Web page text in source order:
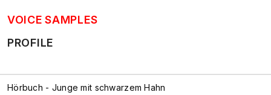
VOICE SAMPLES
PROFILE
Hörbuch - Junge mit schwarzem Hahn